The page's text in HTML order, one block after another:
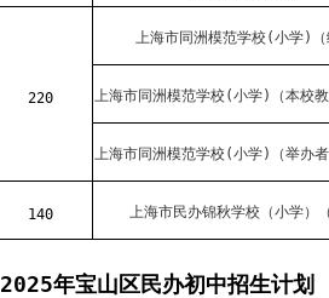
220
上海市同洲模范学校(小学)（
上海市同洲模范学校(小学)（本校
上海市同洲模范学校(小学)（举办
140 上海市民办锦秋学校（小学）（
2025年宝山区民办初中招生计划